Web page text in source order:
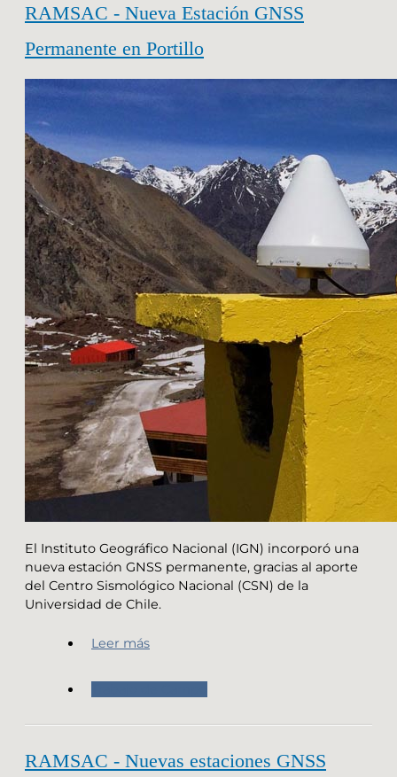
RAMSAC - Nueva Estación GNSS
Permanente en Portillo
El Instituto Geográfico Nacional (IGN) incorporó una
nueva estación GNSS permanente, gracias al aporte
del Centro Sismológico Nacional (CSN) de la
Universidad de Chile.
Leer más
RAMSAC - Nuevas estaciones GNSS